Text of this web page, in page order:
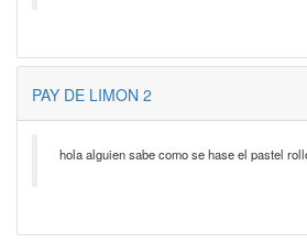
PAY DE LIMON 2
hola alguien sabe como se hase el pastel